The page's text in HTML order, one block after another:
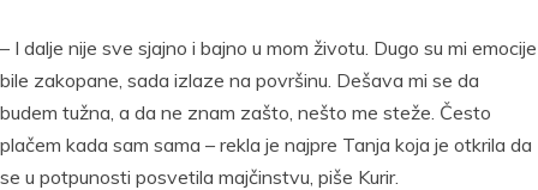
– I dalje nije sve sjajno i bajno u mom životu. Dugo su mi emocije
bile zakopane, sada izlaze na površinu. Dešava mi se da
budem tužna, a da ne znam zašto, nešto me steže. Često
plačem kada sam sama – rekla je najpre Tanja koja je otkrila da
se u potpunosti posvetila majčinstvu, piše Kurir.